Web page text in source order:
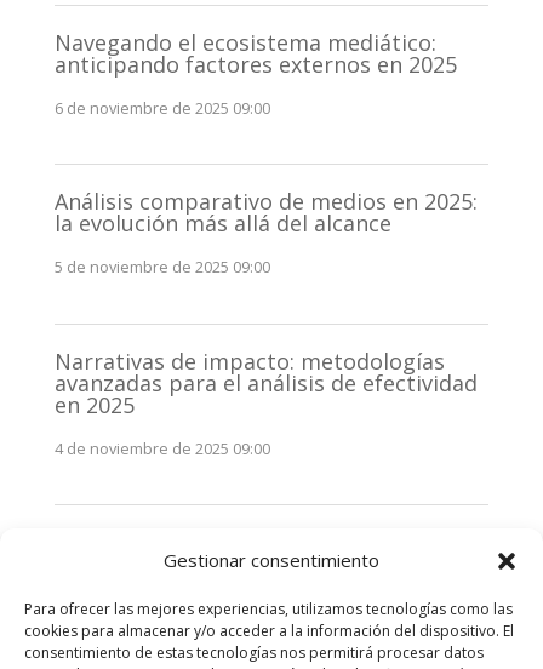
Gestionar consentimiento
Para ofrecer las mejores experiencias, utilizamos tecnologías como las
cookies para almacenar y/o acceder a la información del dispositivo. El
consentimiento de estas tecnologías nos permitirá procesar datos
Navegando el ecosistema mediático:
anticipando factores externos en 2025
6 de noviembre de 2025 09:00
Análisis comparativo de medios en 2025:
la evolución más allá del alcance
5 de noviembre de 2025 09:00
Narrativas de impacto: metodologías
avanzadas para el análisis de efectividad
en 2025
4 de noviembre de 2025 09:00
stakeholders en 2025: La clave de la
3 de noviembre de 2025 09:00